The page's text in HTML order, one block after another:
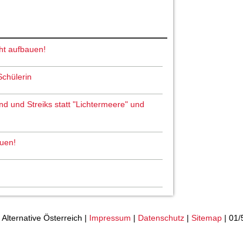
aufbauen!
und Streiks statt "Lichtermeere" und
Österreich | Impressum | Datenschutz | Sitemap | 01/